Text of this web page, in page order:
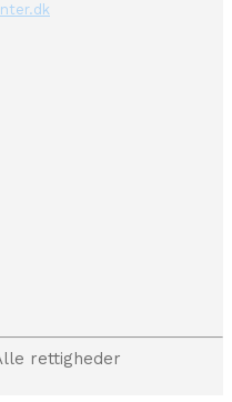
rettigheder